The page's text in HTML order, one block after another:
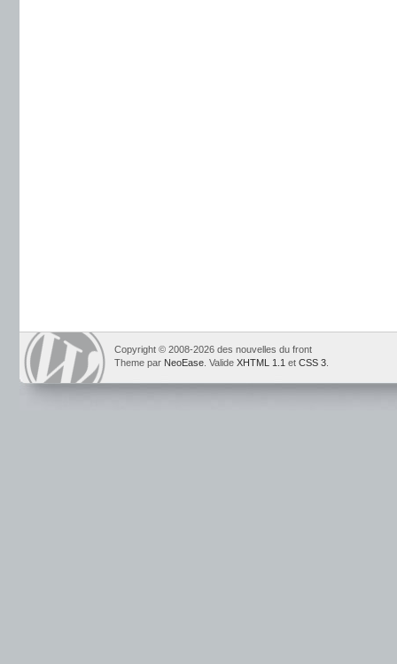
Copyright © 2008-2026 des nouvelles du front
Theme par NeoEase . Valide XHTML 1.1 et CSS 3